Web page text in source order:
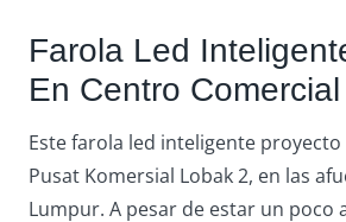
Farola Led
En Centro Comercial
Este farola led inteligente
Pusat Komersial Lobak 2, en las
Lumpur. A pesar de estar un poco